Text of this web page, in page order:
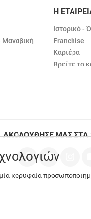
Η
Ιστορικό -
Franchise
Καριέρα
Βρείτε το
ΑΚΟΛΟΥΘΗΣΕ ΜΑΣ ΣΤΑ
κορυφαία